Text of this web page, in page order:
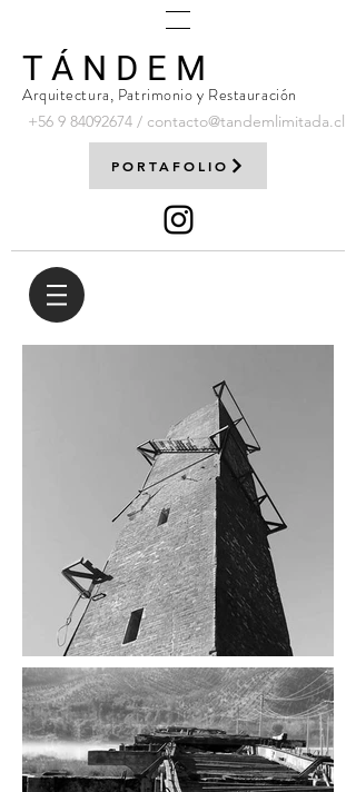
T Á N D E M
Arquitectura, Patrimonio y Restauración
+56 9 84092674 / contacto@tandemlimitada.cl
PORTAFOLIO